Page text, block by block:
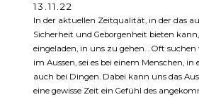
13.11.22
In der aktuellen Zeitqualität, in der das
Sicherheit und Geborgenheit bieten
eingeladen, in uns zu gehen. . Oft
im Aussen, sei es bei einem Menschen,
auch bei Dingen. Dabei kann uns das
eine gewisse Zeit ein Gefühl des